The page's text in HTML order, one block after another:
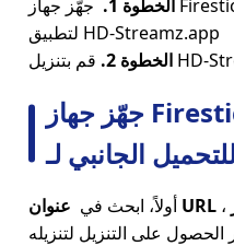
الخطوة 1.
جهّز جهاز Firestick الخاص بك للتحميل الجانبي
لتطبيق HD-Streamz.app
الخطوة 2.
جهّز جهاز Firestick الخاص بك
أولاً، ابحث في عنوان URL